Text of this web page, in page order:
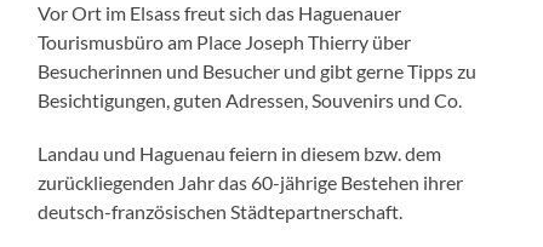
Vor Ort im Elsass freut sich das Haguenauer
Tourismusbüro am Place Joseph Thierry über
Besucherinnen und Besucher und gibt gerne Tipps zu
Besichtigungen, guten Adressen, Souvenirs und Co.
Landau und Haguenau feiern in diesem bzw. dem
zurückliegenden Jahr das 60-jährige Bestehen ihrer
deutsch-französischen Städtepartnerschaft.